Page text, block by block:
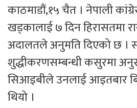
काठमाडौं,१५ चैत । नेपाली
खड्कालाई ७ दिन हिरासतमा
अदालतले अनुमति दिएको छ ।
शुद्धीकरणसम्बन्धी कसुरमा
सिआइबीले उनलाई आइतबार
थियो ।